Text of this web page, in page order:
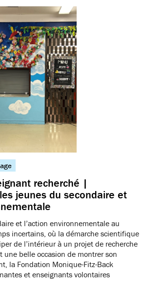
recherché |
jeunes du secondaire et
et l’action environnementale au
incertains, où la démarche scientifique
de l’intérieur à un projet de recherche
une belle occasion de montrer son
la Fondation Monique-Fitz-Back
et enseignants volontaires